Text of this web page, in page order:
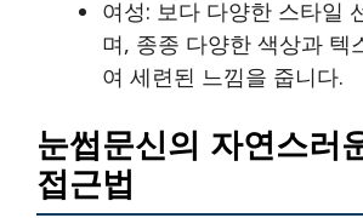
여성: 보다 다양한 스타일
며, 종종 다양한 색상과 텍
여 세련된 느낌을 줍니다.
눈썹문신의 자연스러
접근법